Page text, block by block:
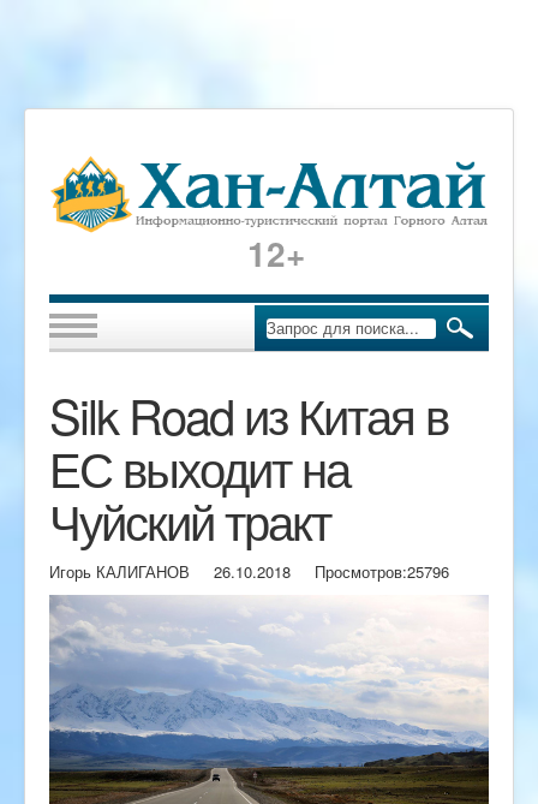
12+
Silk Road из Китая в
ЕС выходит на
Чуйский тракт
Игорь КАЛИГАНОВ 26.10.2018 Просмотров:25796